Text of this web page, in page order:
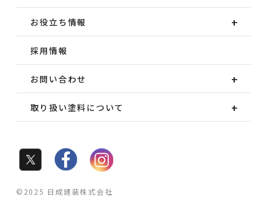
お役立ち情報
採用情報
お問い合わせ
取り扱い塗料について
©2025 日成建装株式会社